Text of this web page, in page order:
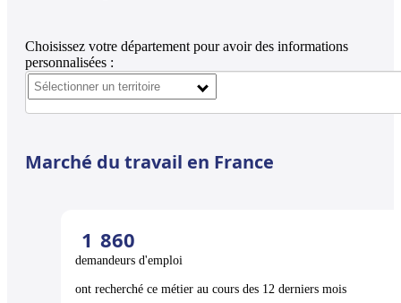
Choisissez votre département pour avoir des informations
personnalisées :
Marché du travail en France
1 860
demandeurs d'emploi
ont recherché ce métier au cours des 12 derniers mois